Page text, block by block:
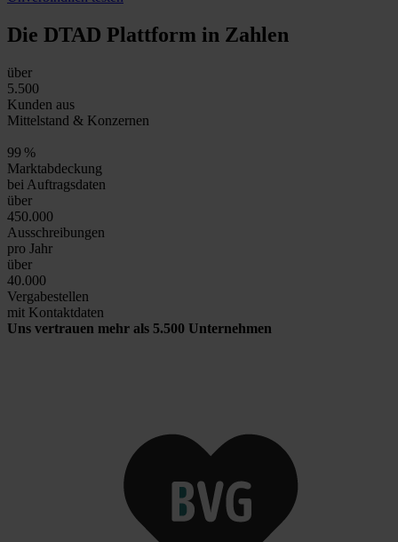
Die DTAD Plattform in Zahlen
über
5.500
Kunden aus
Mittelstand & Konzernen
99 %
Marktabdeckung
bei Auftragsdaten
über
450.000
Ausschreibungen
pro Jahr
über
40.000
Vergabestellen
mit Kontaktdaten
Uns vertrauen mehr als 5.500 Unternehmen